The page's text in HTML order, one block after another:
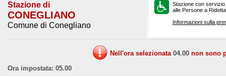
Stazione di
CONEGLIANO
Comune di Conegliano
Stazione con
alle Persone a
Informazioni sulla
Nell'ora selezionata 04.00 non sono
Ora impostata: 05.00